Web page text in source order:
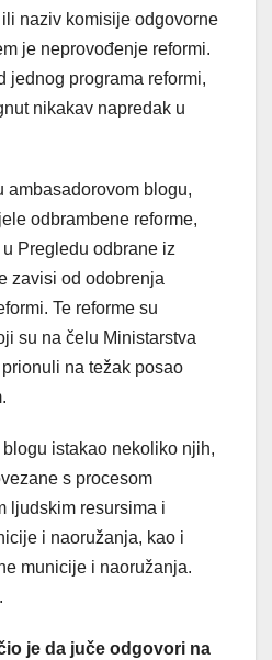
naziv komisije odgovorne
je neprovođenje reformi.
jednog programa reformi,
nikakav napredak u
ambasadorovom blogu,
odbrambene reforme,
Pregledu odbrane iz
zavisi od odobrenja
Te reforme su
su na čelu Ministarstva
na težak posao
istakao nekoliko njih,
s procesom
ljudskim resursima i
i naoružanja, kao i
municije i naoružanja.
je da juče odgovori na